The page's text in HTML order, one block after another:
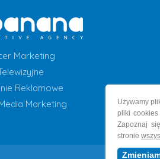
Marketing
Reklamowe
Marketing
Używamy
pliki cookies
Zapoznaj
stronie